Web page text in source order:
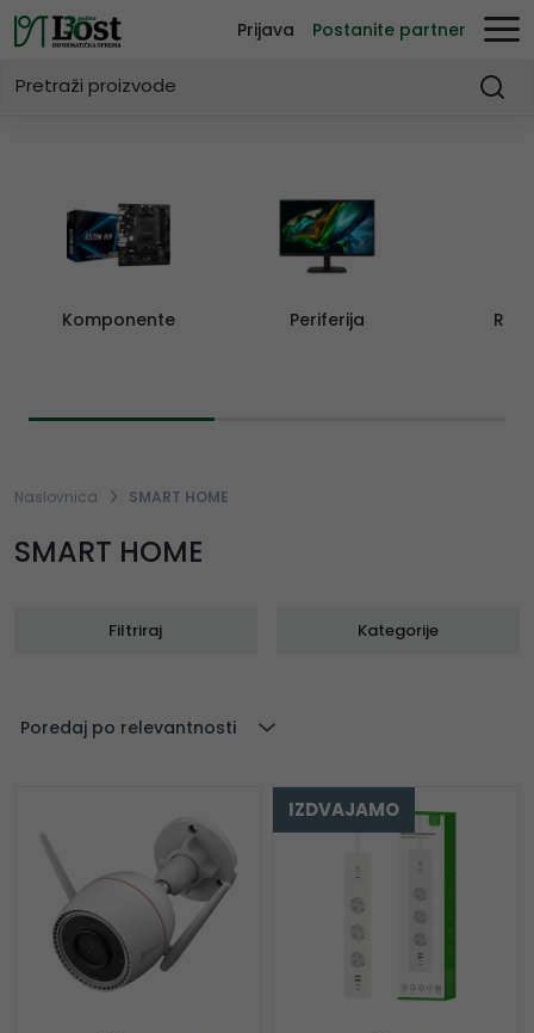
Prijava Postanite partner
Komponente Periferija
Naslovnica SMART HOME
SMART HOME
Filtriraj Kategorije
Poredaj po relevantnosti
IZDVAJAMO